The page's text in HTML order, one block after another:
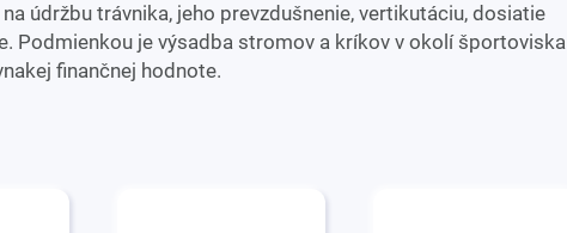
údržbu trávnika, jeho prevzdušnenie, vertikutáciu, dosiatie
Podmienkou je výsadba stromov a kríkov v okolí športoviska
finančnej hodnote.